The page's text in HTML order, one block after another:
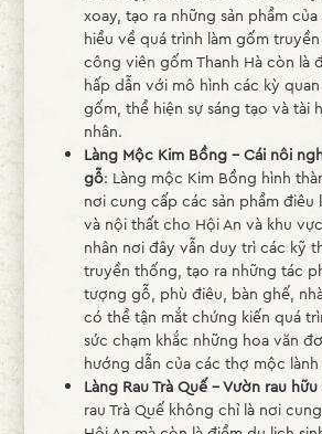
xoay, tạo ra những sản phẩm
hiểu về quá trình làm gốm
công viên gốm Thanh Hà còn là
hấp dẫn với mô hình các kỳ
gốm, thể hiện sự sáng tạo và tài
nhân.
Làng Mộc Kim Bồng – Cái nôi
gỗ: Làng mộc Kim Bồng hình
nơi cung cấp các sản phẩm
và nội thất cho Hội An và khu
nhân nơi đây vẫn duy trì các kỹ
truyền thống, tạo ra những tác
tượng gỗ, phù điêu, bàn ghế,
có thể tận mắt chứng kiến quá
sức chạm khắc những hoa văn
hướng dẫn của các thợ mộc
Làng Rau Trà Quế – Vườn rau
rau Trà Quế không chỉ là nơi